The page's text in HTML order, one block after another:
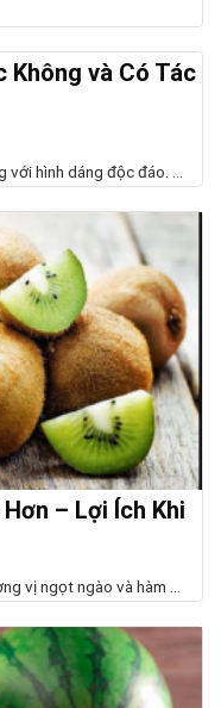
Không và Có Tác
hình dáng độc đáo. ...
– Lợi Ích Khi
vị ngọt ngào và hàm ...